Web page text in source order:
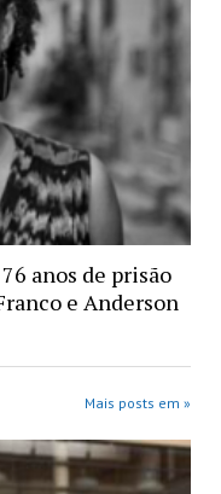
anos de prisão
e Anderson
Mais posts em »